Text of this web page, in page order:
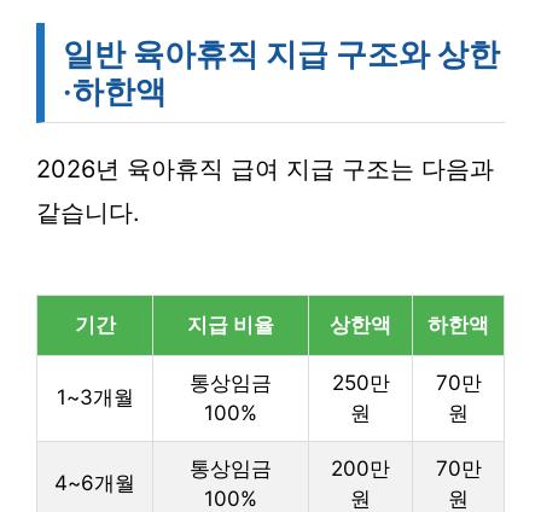
일반 육아휴직 지급 구조와 상한
·하한액
2026년 육아휴직 급여 지급 구조는 다음과
같습니다.
기간 지급 비율 상한액 하한액
1~3개월
통상임금
100%
250만
원
70만
원
4~6개월
통상임금
100%
200만
원
70만
원